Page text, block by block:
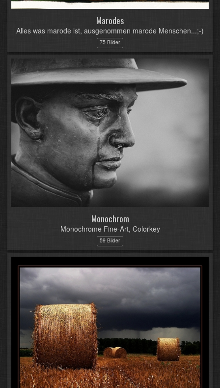
Marodes
Alles was marode ist, ausgenommen marode Menschen...;-)
75 Bilder
Monochrom
Monochrome Fine-Art, Colorkey
59 Bilder